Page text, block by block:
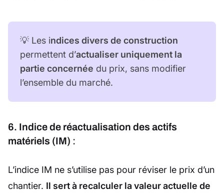
💡 Les indices divers de construction
permettent d’actualiser uniquement la
partie concernée du prix, sans modifier
l’ensemble du marché.
6. Indice de réactualisation des actifs
matériels (IM) :
L’indice IM ne s’utilise pas pour réviser le prix d’un
chantier. Il sert à recalculer la valeur actuelle de